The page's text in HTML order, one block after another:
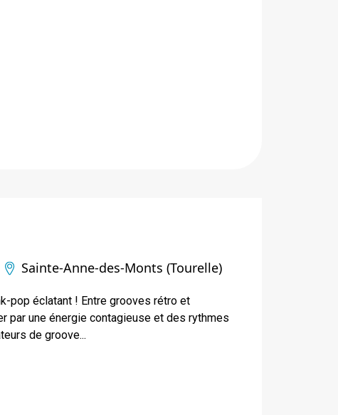
Sainte-Anne-des-Monts (Tourelle)
pop éclatant ! Entre grooves rétro et
par une énergie contagieuse et des rythmes
de groove...